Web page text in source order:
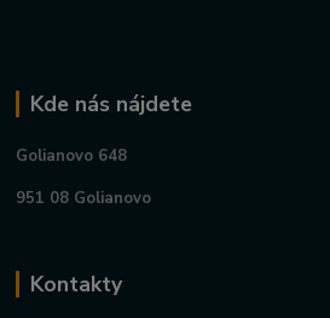
Kde nás nájdete
Golianovo 648
951 08 Golianovo
Kontakty